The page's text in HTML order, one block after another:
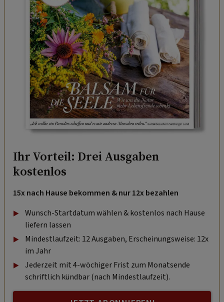
Ihr Vorteil: Drei Ausgaben
kostenlos
15x nach Hause bekommen & nur 12x bezahlen
Wunsch-Startdatum wählen & kostenlos nach Hause
liefern lassen
Mindestlaufzeit: 12 Ausgaben, Erscheinungsweise: 12x
im Jahr
Jederzeit mit 4-wöchiger Frist zum Monatsende
schriftlich kündbar (nach Mindestlaufzeit).